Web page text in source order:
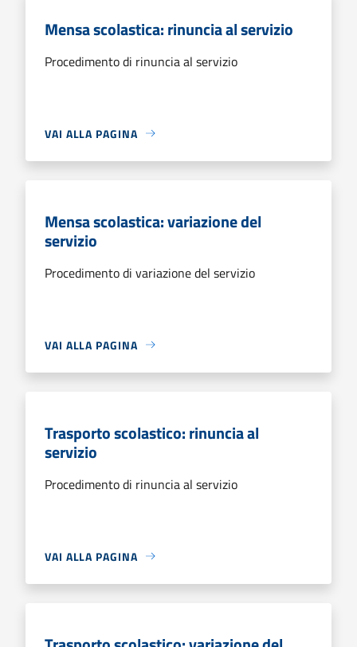
Mensa scolastica: rinuncia al servizio
Procedimento di rinuncia al servizio
VAI ALLA PAGINA
Mensa scolastica: variazione del
servizio
Procedimento di variazione del servizio
VAI ALLA PAGINA
Trasporto scolastico: rinuncia al
servizio
Procedimento di rinuncia al servizio
VAI ALLA PAGINA